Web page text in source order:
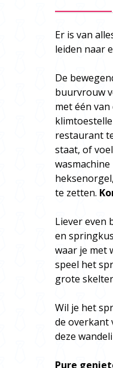
Er is van
leiden naar
De
buurvrouw
met één
restaurant
staat, of
te zetten.
Liever even
en
waar je met
speel het
grote
Wil je het
de overkant
deze
Pure